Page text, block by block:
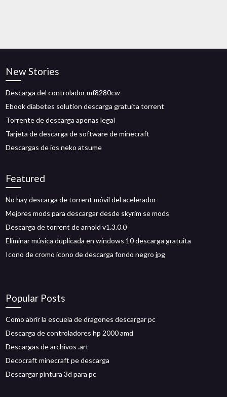
New Stories
Descarga del controlador mf8280cw
Ebook diabetes solution descarga gratuita torrent
Torrente de descarga apenas legal
Tarjeta de descarga de software de minecraft
Descargas de ios neko atsume
Featured
No hay descarga de torrent móvil del acelerador
Mejores mods para descargar desde skyrim se mods
Descarga de torrent de arnold v1.3.0.0
Eliminar música duplicada en windows 10 descarga gratuita
Icono de cromo icono de descarga fondo negro jpg
Popular Posts
Como abrir la escuela de dragones descargar pc
Descarga de controladores hp 2000 amd
Descargas de archivos .art
Decocraft minecraft pe descarga
Descargar pintura 3d para pc